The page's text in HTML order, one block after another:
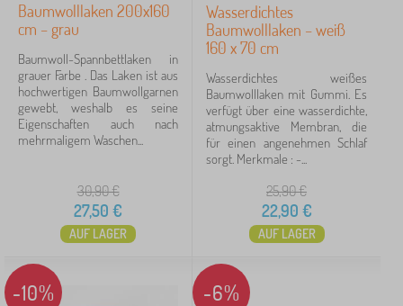
Baumwolllaken 200x160
cm – grau
Baumwoll-Spannbettlaken in
grauer Farbe . Das Laken ist aus
hochwertigen Baumwollgarnen
gewebt, weshalb es seine
Eigenschaften auch nach
mehrmaligem Waschen...
30,90€
27,50 €
AUF LAGER
Wasserdichtes
Baumwolllaken – weiß
160 x 70 cm
Wasserdichtes weißes
Baumwolllaken mit Gummi. Es
verfügt über eine wasserdichte,
atmungsaktive Membran, die
für einen angenehmen Schlaf
sorgt. Merkmale : -...
25,90€
22,90 €
AUF LAGER
-10% -6%